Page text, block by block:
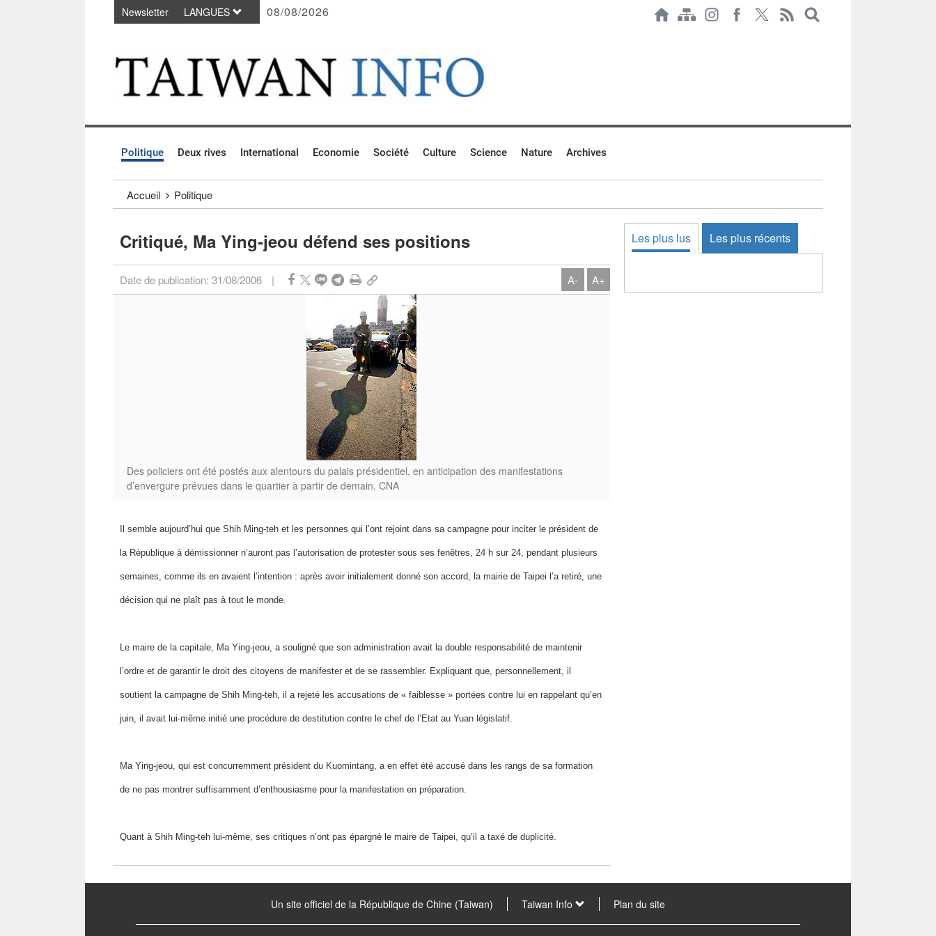
Passer au contenu principal
Newsletter LANGUES 08/08/2026
Politique Deux rives International Economie Société Culture Science Nature Archives
Accueil Politique
Critiqué, Ma Ying-jeou défend ses positions
Date de publication: 31/08/2006 | A- A+
Des policiers ont été postés aux alentours du palais présidentiel, en anticipation des manifestations
d’envergure prévues dans le quartier à partir de demain. CNA
Il semble aujourd’hui que Shih Ming-teh et les personnes qui l’ont rejoint dans sa campagne pour inciter le président de
la République à démissionner n’auront pas l’autorisation de protester sous ses fenêtres, 24 h sur 24, pendant plusieurs
semaines, comme ils en avaient l’intention : après avoir initialement donné son accord, la mairie de Taipei l’a retiré, une
décision qui ne plaît pas à tout le monde.
Le maire de la capitale, Ma Ying-jeou, a souligné que son administration avait la double responsabilité de maintenir
l’ordre et de garantir le droit des citoyens de manifester et de se rassembler. Expliquant que, personnellement, il
soutient la campagne de Shih Ming-teh, il a rejeté les accusations de « faiblesse » portées contre lui en rappelant qu’en
juin, il avait lui-même initié une procédure de destitution contre le chef de l’Etat au Yuan législatif.
Ma Ying-jeou, qui est concurremment président du Kuomintang, a en effet été accusé dans les rangs de sa formation
de ne pas montrer suffisamment d’enthousiasme pour la manifestation en préparation.
Quant à Shih Ming-teh lui-même, ses critiques n’ont pas épargné le maire de Taipei, qu’il a taxé de duplicité.
Les plus lus Les plus récents
Un site officiel de la République de Chine (Taiwan) Taiwan Info Plan du site